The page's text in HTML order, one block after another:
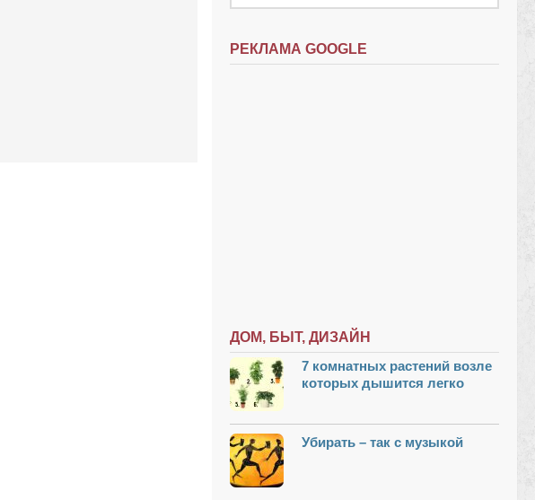
РЕКЛАМА GOOGLE
ДОМ, БЫТ, ДИЗАЙН
7 комнатных растений возле
которых дышится легко
Убирать – так с музыкой